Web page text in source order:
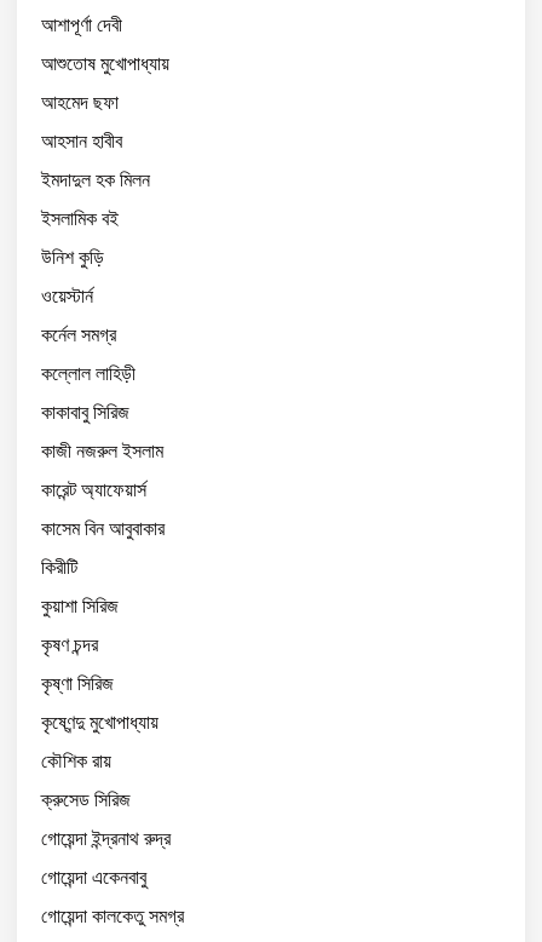
আশাপূর্ণা দেবী
আশুতোষ মুখোপাধ্যায়
আহমেদ ছফা
আহসান হাবীব
ইমদাদুল হক মিলন
ইসলামিক বই
উনিশ কুড়ি
ওয়েস্টার্ন
কর্নেল সমগ্র
কল্লোল লাহিড়ী
কাকাবাবু সিরিজ
কাজী নজরুল ইসলাম
কারেন্ট অ্যাফেয়ার্স
কাসেম বিন আবুবাকার
কিরীটি
কুয়াশা সিরিজ
কৃষণ চন্দর
কৃষ্ণা সিরিজ
কৃষ্ণেন্দু মুখোপাধ্যায়
কৌশিক রায়
ক্রুসেড সিরিজ
গোয়েন্দা ইন্দ্রনাথ রুদ্র
গোয়েন্দা একেনবাবু
গোয়েন্দা কালকেতু সমগ্র